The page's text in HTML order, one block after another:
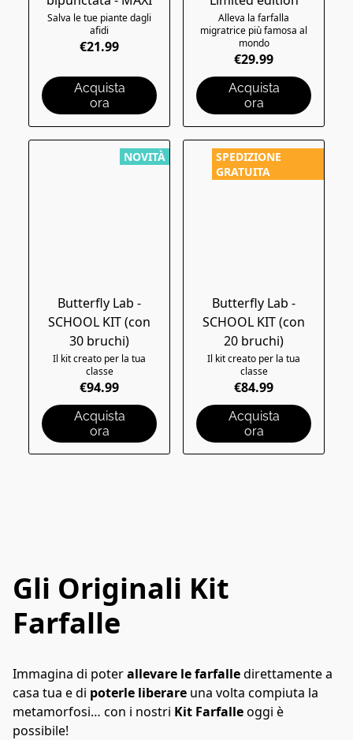
Salva le tue piante dagli
afidi
€21.99
Acquista
ora
Alleva la farfalla
migratrice più famosa al
mondo
€29.99
Acquista
ora
NOVITÀ
Butterfly Lab -
SCHOOL KIT (con
30 bruchi)
Il kit creato per la tua
classe
€94.99
Acquista
ora
SPEDIZIONE
GRATUITA
Butterfly Lab -
SCHOOL KIT (con
20 bruchi)
Il kit creato per la tua
classe
€84.99
Acquista
ora
Gli Originali Kit
Farfalle
Immagina di poter allevare le farfalle direttamente a
casa tua e di poterle liberare una volta compiuta la
metamorfosi… con i nostri Kit Farfalle oggi è
possibile!